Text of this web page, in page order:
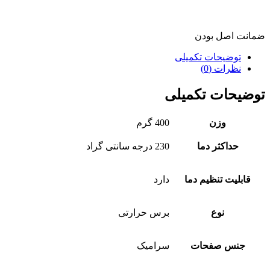
ضمانت اصل بودن
توضیحات تکمیلی
نظرات (0)
توضیحات تکمیلی
وزن 400 گرم
حداکثر دما 230 درجه سانتی گراد
قابلیت تنظیم دما دارد
نوع برس حرارتی
جنس صفحات سرامیک